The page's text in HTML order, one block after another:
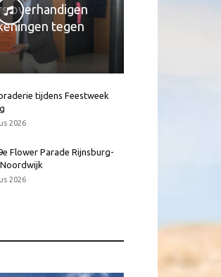
overhandigen
tegen
tijdens Feestweek
2026
Flower Parade Rijnsburg-
2026